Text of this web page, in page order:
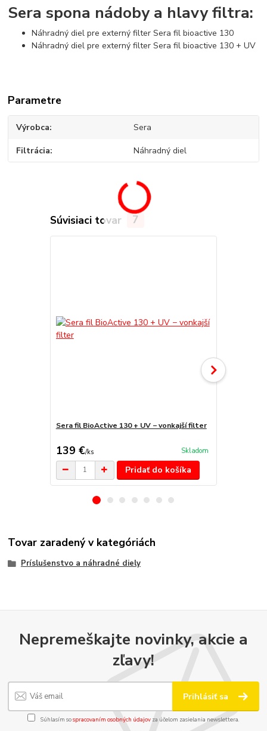
Sera spona nádoby a hlavy filtra:
Náhradný diel pre externý filter Sera fil bioactive 130
Náhradný diel pre externý filter Sera fil bioactive 130 + UV
Parametre
Výrobca Sera
Filtrácia Náhradný diel
Súvisiaci tovar 7
Sera fil BioActive 130 + UV − vonkajší filter
139 €/ks Skladom
Pridať do košíka
Tovar zaradený v kategóriách
Príslušenstvo a náhradné diely
Nepremeškajte novinky, akcie a
zľavy!
Prihlásiť sa
Súhlasím sospracovaním osobných údajov za účelom zasielania newslettera.